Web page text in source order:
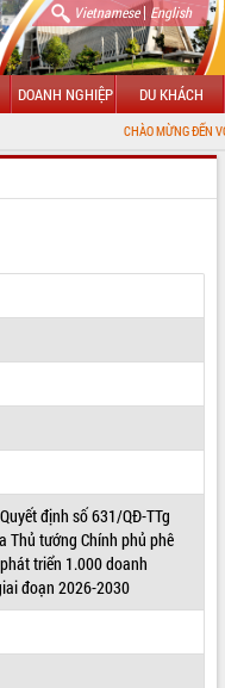
Vietnamese| English
DOANH NGHIỆP DU KHÁCH
CHÀO MỪNG ĐẾN VỚI CỔNG
định số 631/QĐ-TTg
Thủ tướng Chính phủ phê
triển 1.000 doanh
đoạn 2026-2030